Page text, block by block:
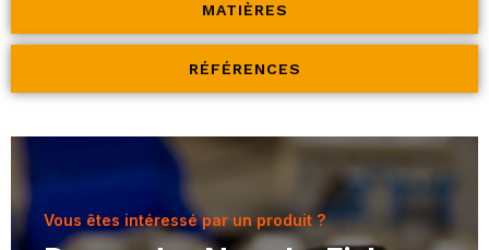
MATIÈRES
RÉFÉRENCES
Vous êtes intéressé par un produit ?